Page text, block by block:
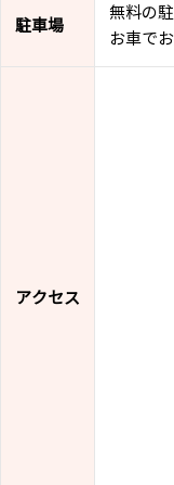
駐車場
無料の
お車で
アクセス